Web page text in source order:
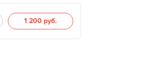
1 200 руб.